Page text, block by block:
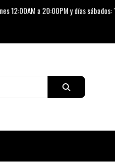
12:00AM a 20:00PM y días